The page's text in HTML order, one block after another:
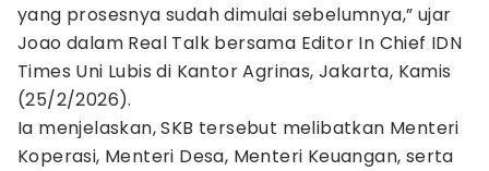
yang prosesnya sudah dimulai sebelumnya,” ujar
Joao dalam Real Talk bersama Editor In Chief IDN
Times Uni Lubis di Kantor Agrinas, Jakarta, Kamis
(25/2/2026).
Ia menjelaskan, SKB tersebut melibatkan Menteri
Koperasi, Menteri Desa, Menteri Keuangan, serta